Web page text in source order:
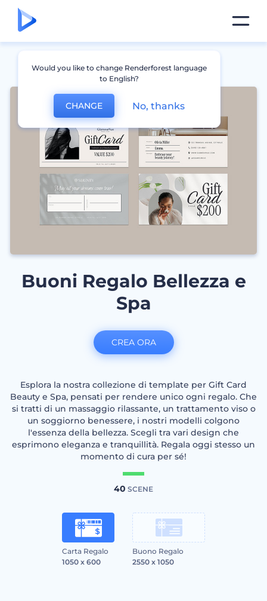
Buoni Regalo Bellezza e
Spa
Esplora la nostra collezione di template per Gift Card
Beauty e Spa, pensati per rendere unico ogni regalo. Che
si tratti di un massaggio rilassante, un trattamento viso o
un soggiorno benessere, i nostri modelli colgono
l'essenza della bellezza. Scegli tra vari design che
esprimono eleganza e tranquillità. Regala oggi stesso un
momento di cura per sé!
40 SCENE
Carta Regalo
1050 x 600
Buono Regalo
2550 x 1050
CREA ORA
Would you like to change Renderforest language
to English?
CHANGE No, thanks